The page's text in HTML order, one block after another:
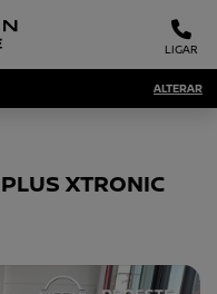
LIGAR
ALTERAR
XTRONIC